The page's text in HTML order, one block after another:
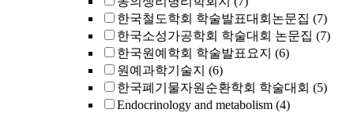
한국철도학회 학술발표대회논문집 (7)
한국소성가공학회 학술대회 논문집 (7)
한국원예학회 학술발표요지 (6)
원예과학기술지 (6)
한국폐기물자원순환학회 학술대회 (5)
Endocrinology and metabolism (4)